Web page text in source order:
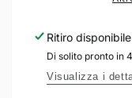
a
a
Ritiro
Di solito pronto in
Visualizza i